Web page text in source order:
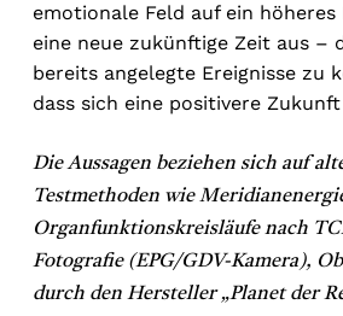
emotionale Feld auf ein höheres
eine neue zukünftige Zeit aus –
bereits angelegte Ereignisse zu
dass sich eine positivere
Die Aussagen beziehen sich auf
Testmethoden wie
Organfunktionskreisläufe nach
Fotografie (EPG/GDV-Kamera),
durch den Hersteller „Planet der